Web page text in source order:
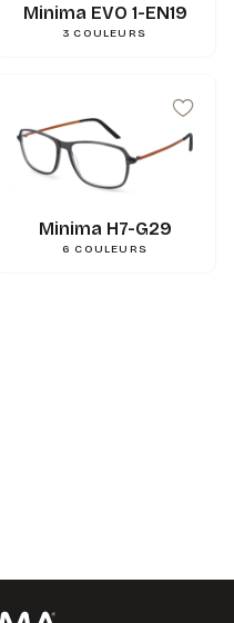
Minima EVO 1-EN19
3 COULEURS
Minima H7-G29
6 COULEURS